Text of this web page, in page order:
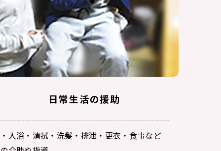
日常生活の援助
・入浴・清拭・洗髪・排泄・更衣・食事など